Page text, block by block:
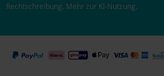
Rechtschreibung. Mehr zur KI-Nutzung.